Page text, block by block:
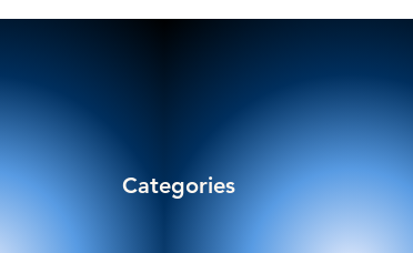
Categories